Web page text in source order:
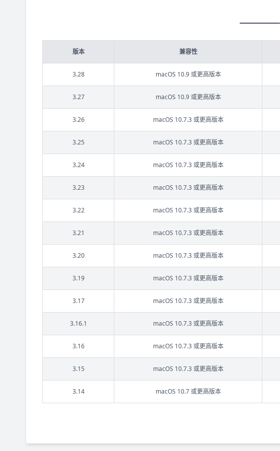
版本 兼容性
3.28 macOS 10.9 或更高版本
3.27 macOS 10.9 或更高版本
3.26 macOS 10.7.3 或更高版本
3.25 macOS 10.7.3 或更高版本
3.24 macOS 10.7.3 或更高版本
3.23 macOS 10.7.3 或更高版本
3.22 macOS 10.7.3 或更高版本
3.21 macOS 10.7.3 或更高版本
3.20 macOS 10.7.3 或更高版本
3.19 macOS 10.7.3 或更高版本
3.17 macOS 10.7.3 或更高版本
3.16.1 macOS 10.7.3 或更高版本
3.16 macOS 10.7.3 或更高版本
3.15 macOS 10.7.3 或更高版本
3.14 macOS 10.7 或更高版本